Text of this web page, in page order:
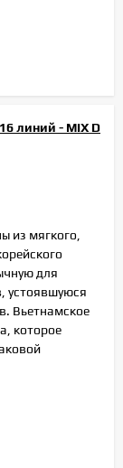
линий - MIX D
из мягкого,
для
устоявшуюся
Вьетнамское
которое